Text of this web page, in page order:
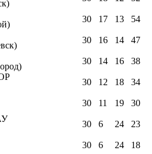
30 17 13 54
30 16 14 47
30 14 16 38
30 12 18 34
30 11 19 30
30 6 24 23
30 6 24 18